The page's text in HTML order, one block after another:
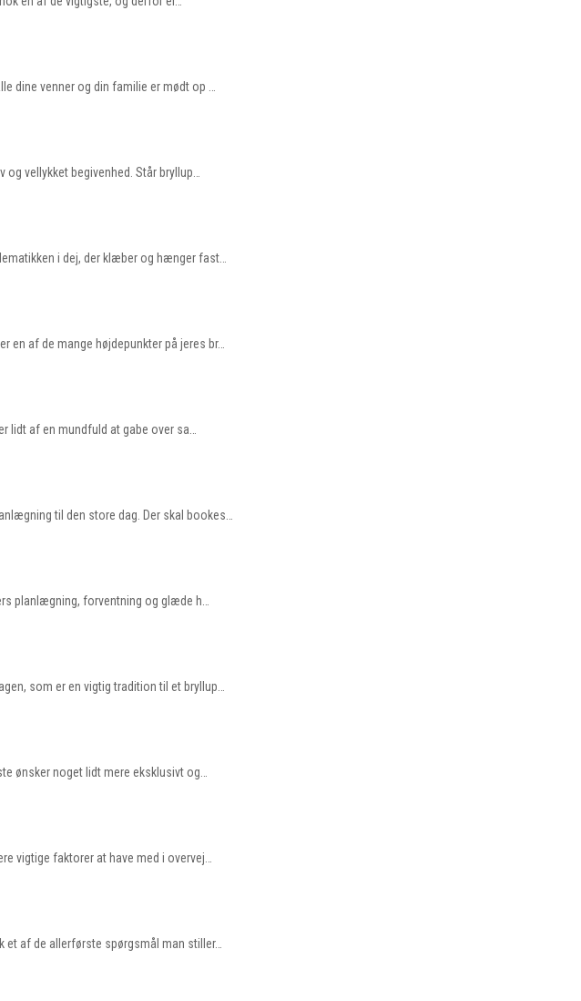
dine venner og din familie er mødt op …
vellykket begivenhed. Står bryllup…
i dej, der klæber og hænger fast…
af de mange højdepunkter på jeres br…
lidt af en mundfuld at gabe over sa…
til den store dag. Der skal bookes…
planlægning, forventning og glæde h…
som er en vigtig tradition til et bryllup…
ønsker noget lidt mere eksklusivt og…
vigtige faktorer at have med i overvej…
af de allerførste spørgsmål man stiller…